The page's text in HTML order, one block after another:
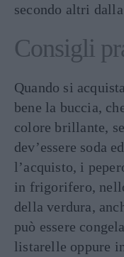
secondo altri
Consigli
Quando si
bene la buccia,
colore brillante,
dev’essere soda
l’acquisto, i
in frigorifero,
della verdura,
può essere
listarelle oppure